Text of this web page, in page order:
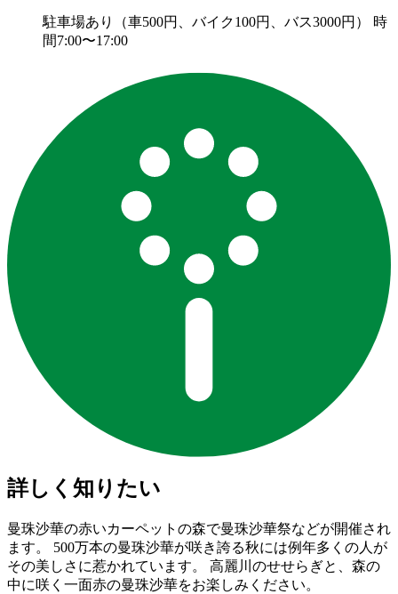
駐車場あり（車500円、バイク100円、バス3000円） 時
間7:00〜17:00
詳しく知りたい
曼珠沙華の赤いカーペットの森で曼珠沙華祭などが開催され
ます。 500万本の曼珠沙華が咲き誇る秋には例年多くの人が
その美しさに惹かれています。 高麗川のせせらぎと、森の
中に咲く一面赤の曼珠沙華をお楽しみください。